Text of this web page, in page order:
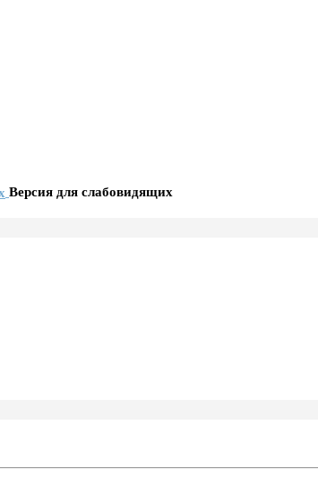
— Яндекс Карты
Версия для слабовидящих